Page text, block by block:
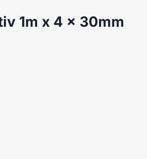
1m x 4 x 30mm